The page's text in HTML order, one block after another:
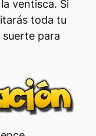
ventisca. Si
toda tu
para